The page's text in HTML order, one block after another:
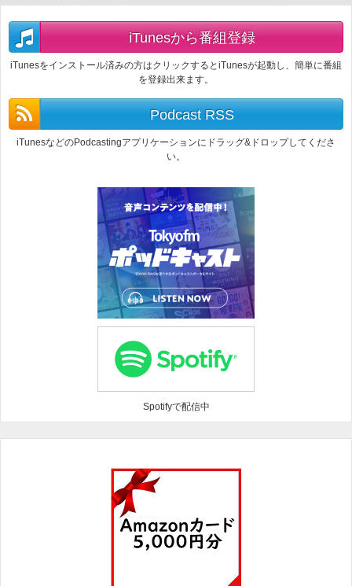
iTunesから番組登録
iTunesをインストール済みの方はクリックするとiTunesが起動し、簡単に番組
を登録出来ます。
Podcast RSS
iTunesなどのPodcastingアプリケーションにドラッグ&ドロップしてくださ
い。
Spotifyで配信中